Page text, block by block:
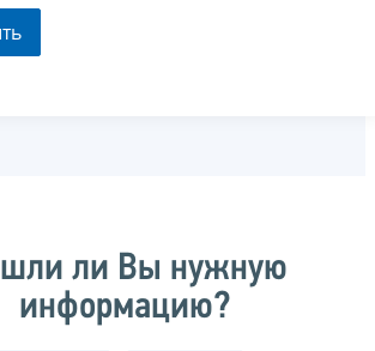
ли Вы нужную
информацию?